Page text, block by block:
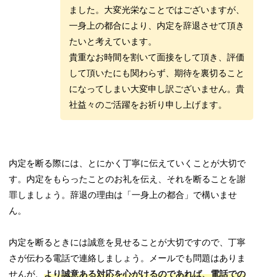
ました。大変光栄なことではございますが、
一身上の都合により、内定を辞退させて頂き
たいと考えています。
貴重なお時間を割いて面接をして頂き、評価
して頂いたにも関わらず、期待を裏切ること
になってしまい大変申し訳ございません。貴
社益々のご活躍をお祈り申し上げます。
内定を断る際には、とにかく丁寧に伝えていくことが大切で
す。内定をもらったことのお礼を伝え、それを断ることを謝
罪しましょう。辞退の理由は「一身上の都合」で構いませ
ん。
内定を断るときには誠意を見せることが大切ですので、丁寧
さが伝わる電話で連絡しましょう。メールでも問題はありま
せんが、 より誠意ある対応を心がけるのであれば、電話での